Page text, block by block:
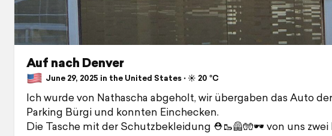
Auf nach Denver
June 29, 2025 in the United States ⋅ ☀️ 20 °C
Ich wurde von Nathascha abgeholt, wir übergaben das Auto
Parking Bürgi und konnten Einchecken.
Die Tasche mit der Schutzbekleidung ⛑️🥾🦺🧤🕶 von uns zwei